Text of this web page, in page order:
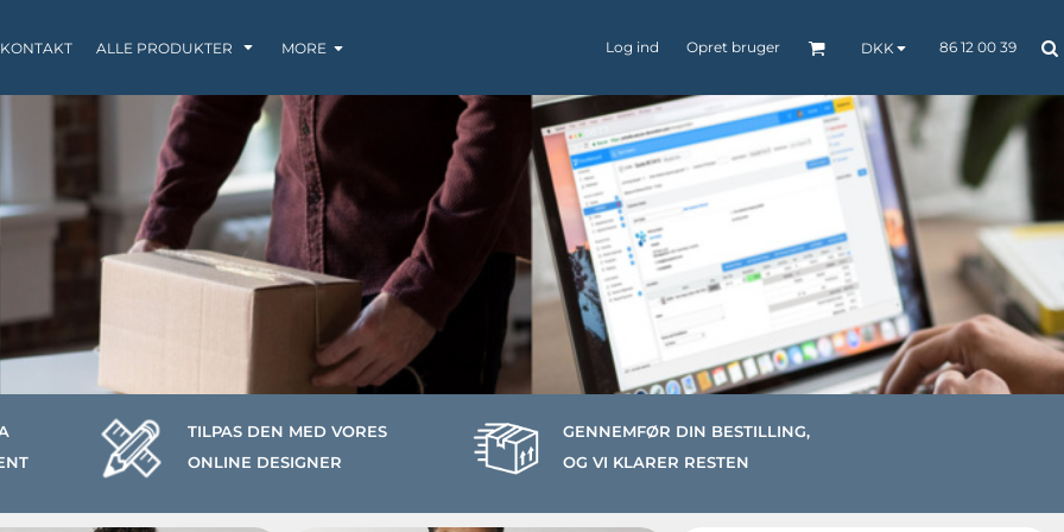
KONTAKT ALLE PRODUKTER MORE Log ind Opret bruger DKK 86 12 00 39
TILPAS DEN MED VORES
ONLINE DESIGNER
GENNEMFØR DIN BESTILLING,
OG VI KLARER RESTEN
SWEATS / HOODIES LØBETØJ BABY BØRNETØJ BUKSER / SHORTS CAPS / HEADWEAR